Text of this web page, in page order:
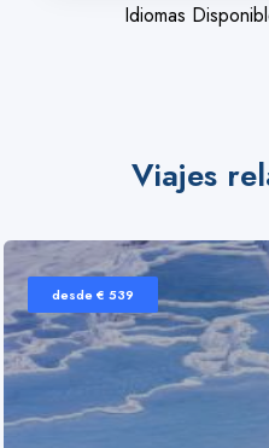
Idiomas
Viajes
desde € 539